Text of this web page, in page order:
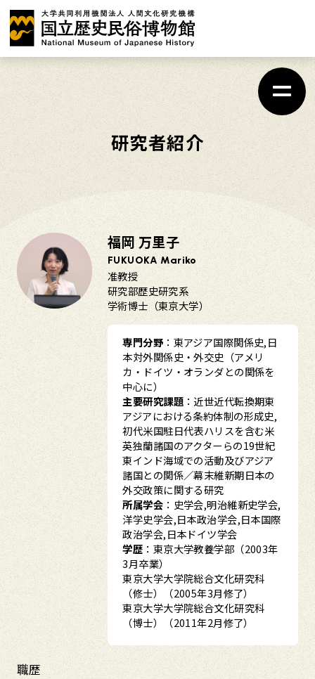
研究者紹介
福岡 万里子
FUKUOKA Mariko
准教授
研究部歴史研究系
学術博士（東京大学）
専門分野 ：東アジア国際関係史,日
本対外関係史・外交史（アメリ
カ・ドイツ・オランダとの関係を
中心に）
主要研究課題 ：近世近代転換期東
アジアにおける条約体制の形成史,
初代米国駐日代表ハリスを含む米
英独蘭諸国のアクターらの19世紀
東インド海域での活動及びアジア
諸国との関係／幕末維新期日本の
外交政策に関する研究
所属学会 ：史学会,明治維新史学会,
洋学史学会,日本政治学会,日本国際
政治学会,日本ドイツ学会
学歴 ：東京大学教養学部（2003年
3月卒業）
東京大学大学院総合文化研究科
（修士）（2005年3月修了）
東京大学大学院総合文化研究科
（博士）（2011年2月修了）
職歴